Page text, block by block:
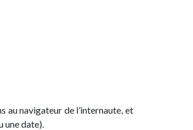
au navigateur de l’internaute, et
une date).